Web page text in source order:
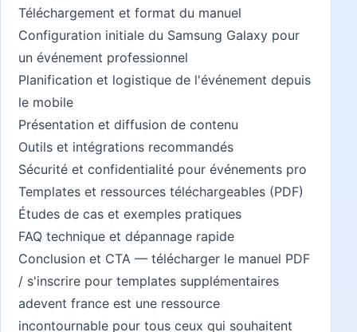
Téléchargement et format du manuel
Configuration initiale du Samsung Galaxy pour
un événement professionnel
Planification et logistique de l'événement depuis
le mobile
Présentation et diffusion de contenu
Outils et intégrations recommandés
Sécurité et confidentialité pour événements pro
Templates et ressources téléchargeables (PDF)
Études de cas et exemples pratiques
FAQ technique et dépannage rapide
Conclusion et CTA — télécharger le manuel PDF
/ s'inscrire pour templates supplémentaires
adevent france est une ressource
incontournable pour tous ceux qui souhaitent